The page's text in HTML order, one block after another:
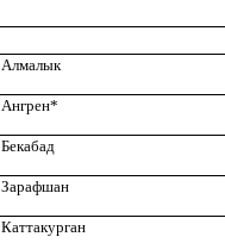
Алмалык
Ангрен*
Бекабад
Зарафшан
Каттакурган